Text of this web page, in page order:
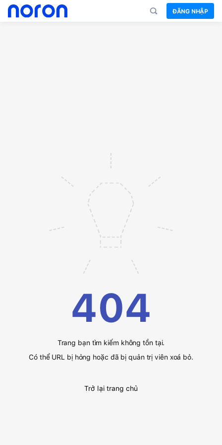
ĐĂNG NHẬP
404
Trang bạn tìm kiếm không tồn tại.
Có thể URL bị hỏng hoặc đã bị quản trị viên xoá bỏ.
Trở lại trang chủ